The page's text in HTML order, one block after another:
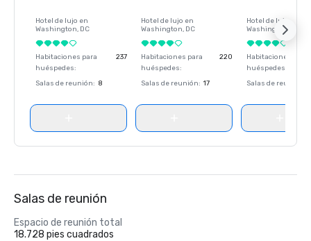
Hotel de lujo en
Washington, DC
Habitaciones para
huéspedes:
237
Salas de reunión: 8
Hotel de lujo en
Washington, DC
Habitaciones para
huéspedes:
220
Salas de reunión: 17
Hotel de lujo en
Washington
Habitaciones para
huéspedes
Salas de reunión
Salas de reunión
Espacio de reunión total
18.728 pies cuadrados